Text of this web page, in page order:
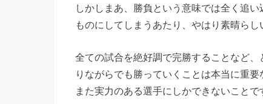
しかしまあ、勝負という意味では全く追
ものにしてしまうあたり、やはり素晴らし
全ての試合を絶好調で完勝することなど
りながらでも勝っていくことは本当に重要
また実力のある選手にしかできないことで